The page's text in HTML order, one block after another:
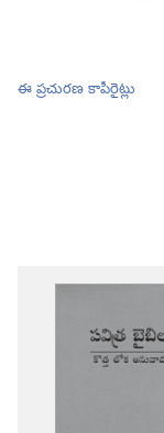
ఈ ప్రచురణ కాపీరైట్లు